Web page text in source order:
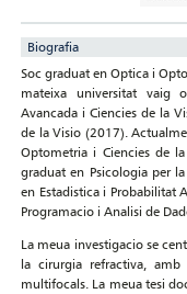
Biografia
Soc graduat en Optica i
mateixa universitat vaig
Avancada i Ciencies de la
de la Visio (2017).
Optometria i Ciencies de
graduat en Psicologia per
en Estadistica i Probabilitat
Programacio i Analisi de
La meua investigacio se
la cirurgia refractiva, amb
multifocals. La meua tesi